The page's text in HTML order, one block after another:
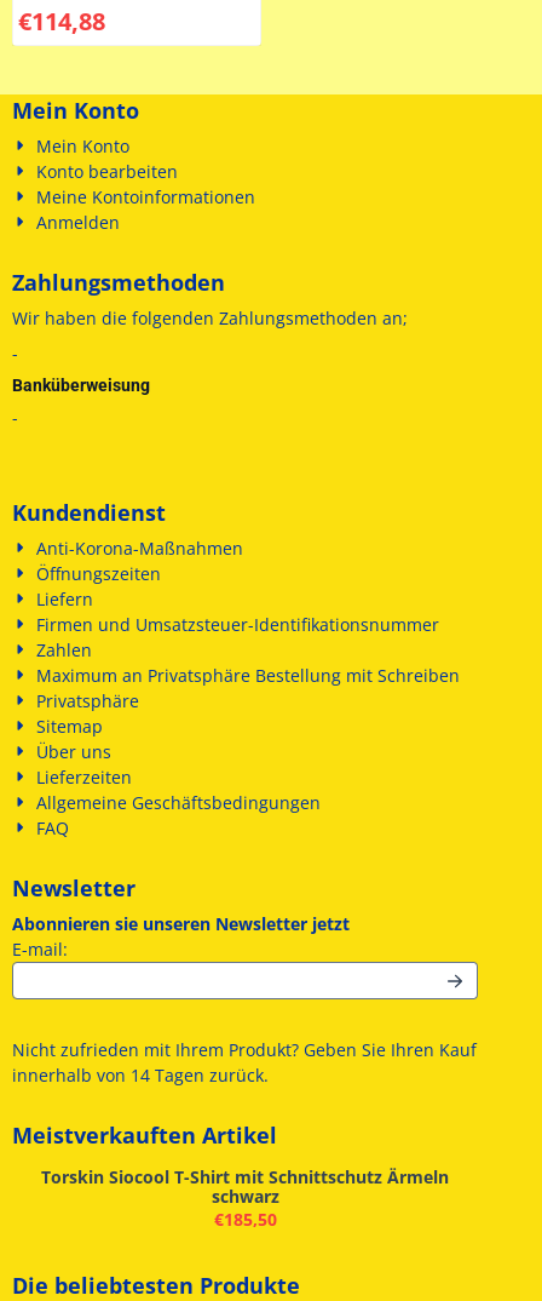
€114,88
Mein Konto
Mein Konto
Konto bearbeiten
Meine Kontoinformationen
Anmelden
Zahlungsmethoden
Wir haben die folgenden Zahlungsmethoden an;
-
Banküberweisung
-
Kundendienst
Anti-Korona-Maßnahmen
Öffnungszeiten
Liefern
Firmen und Umsatzsteuer-Identifikationsnummer
Zahlen
Maximum an Privatsphäre Bestellung mit Schreiben
Privatsphäre
Sitemap
Über uns
Lieferzeiten
Allgemeine Geschäftsbedingungen
FAQ
Newsletter
Abonnieren sie unseren Newsletter jetzt
E-mail:
Nicht zufrieden mit Ihrem Produkt? Geben Sie Ihren Kauf
innerhalb von 14 Tagen zurück.
Meistverkauften Artikel
Torskin Siocool T-Shirt mit Schnittschutz Ärmeln
schwarz
€185,50
Die beliebtesten Produkte